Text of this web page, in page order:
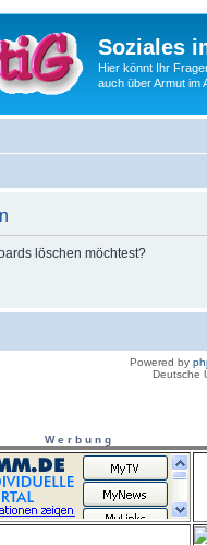
Soziales
Hier könnt Ihr
auch über Armut im
löschen möchtest?
Powered by
Deutsche
W e r b u n g